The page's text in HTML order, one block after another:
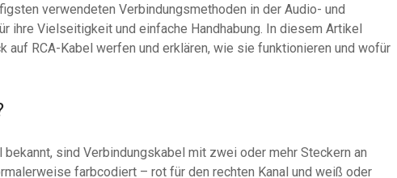
verwendeten Verbindungsmethoden in der Audio- und
ihre Vielseitigkeit und einfache Handhabung. In diesem Artikel
auf RCA-Kabel werfen und erklären, wie sie funktionieren und wofür
bekannt, sind Verbindungskabel mit zwei oder mehr Steckern an
farbcodiert – rot für den rechten Kanal und weiß oder